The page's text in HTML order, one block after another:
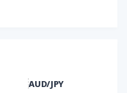
AUD/JPY